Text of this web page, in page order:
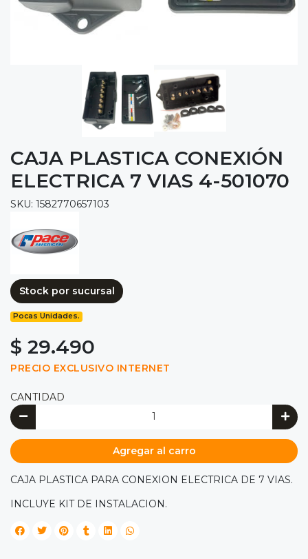
CAJA PLASTICA CONEXIÓN
ELECTRICA 7 VIAS 4-501070
SKU: 1582770657103
Stock por sucursal
Pocas Unidades.
$ 29.490
PRECIO EXCLUSIVO INTERNET
CANTIDAD
Agregar al carro
CAJA PLASTICA PARA CONEXION ELECTRICA DE 7 VIAS.
INCLUYE KIT DE INSTALACION.